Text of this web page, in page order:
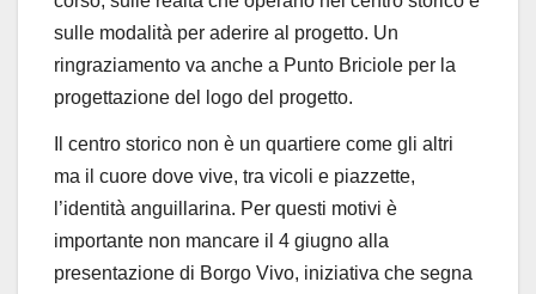
sulle modalità per aderire al progetto. Un
ringraziamento va anche a Punto Briciole per la
progettazione del logo del progetto.
Il centro storico non è un quartiere come gli altri
ma il cuore dove vive, tra vicoli e piazzette,
l’identità anguillarina. Per questi motivi è
importante non mancare il 4 giugno alla
presentazione di Borgo Vivo, iniziativa che segna